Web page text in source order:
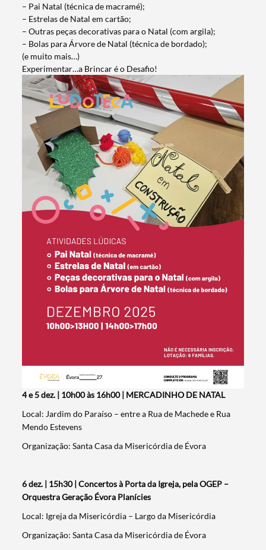
– Pai Natal (técnica de macramé);
– Estrelas de Natal em cartão;
– Outras peças decorativas para o Natal (com argila);
– Bolas para Árvore de Natal (técnica de bordado);
(e muito mais…)
Experimentar…a Brincar é o Desafio!
4 e 5 dez. | 10h00 às 16h00 | MERCADINHO DE NATAL
Local: Jardim do Paraíso – entre a Rua de Machede e Rua
Mendo Estevens
Organização: Santa Casa da Misericórdia de Évora
6 dez. | 15h30 | Concertos à Porta da Igreja, pela OGEP –
Orquestra Geração Évora Planícies
Local: Igreja da Misericórdia – Largo da Misericórdia
Organização: Santa Casa da Misericórdia de Évora